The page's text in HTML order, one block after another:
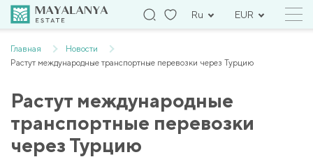
Ru EUR
Главная
Новости
Растут международные транспортные перевозки через Турцию
Растут международные
транспортные перевозки
через Турцию